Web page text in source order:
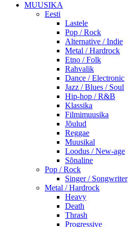
MUUSIKA
Eesti
Lastele
Pop / Rock
Alternative / Indie
Metal / Hardrock
Etno / Folk
Rahvalik
Dance / Electronic
Jazz / Blues / Soul
Hip-hop / R&B
Klassika
Filmimuusika
Jõulud
Reggae
Muusikal
Loodus / New-age
Sõnaline
Pop / Rock
Singer / Songwriter
Metal / Hardrock
Heavy
Death
Thrash
Progressive